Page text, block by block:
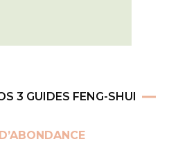
3 GUIDES FENG-SHUI